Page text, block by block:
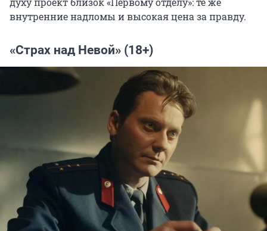
внутренние надломы и высокая цена за правду.
«Страх над Невой» (18+)